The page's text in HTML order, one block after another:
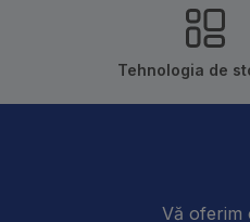
Tehnologia de
Vă oferim